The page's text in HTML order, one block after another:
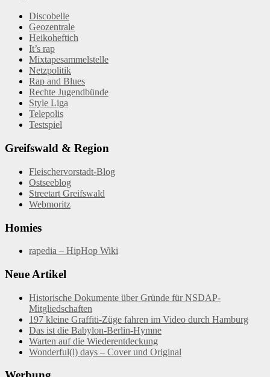
Discobelle
Geozentrale
Heikoheftich
It’s rap
Mixtapesammelstelle
Netzpolitik
Rap and Blues
Rechte Jugendbünde
Style Liga
Telepolis
Testspiel
Greifswald & Region
Fleischervorstadt-Blog
Ostseeblog
Streetart Greifswald
Webmoritz
Homies
rapedia – HipHop Wiki
Neue Artikel
Historische Dokumente über Gründe für NSDAP-
Mitgliedschaften
197 kleine Graffiti-Züge fahren im Video durch Hamburg
Das ist die Babylon-Berlin-Hymne
Warten auf die Wiederentdeckung
Wonderful(l) days – Cover und Original